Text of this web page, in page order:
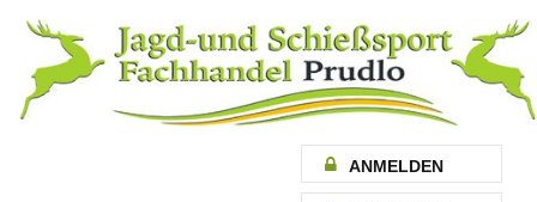
ANMELDEN